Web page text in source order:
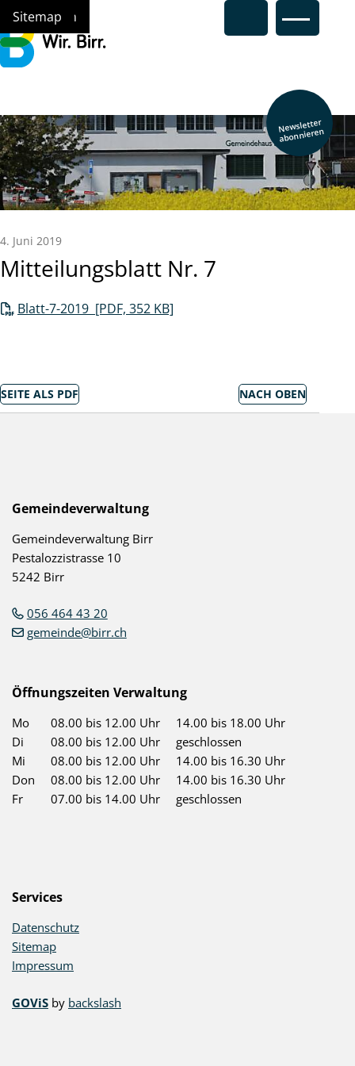
Navigieren in Birr
Schnellnavigation
Home
Navigation
Inhalt
Suche
Sitemap
Newsletter
abonnieren
Mitteilungsblatt Nr. 7
4. Juni 2019
Blatt-7-2019 [PDF, 352 KB]
SEITE ALS PDF NACH OBEN
Gemeindeverwaltung
Gemeindeverwaltung Birr
Pestalozzistrasse 10
5242 Birr
056 464 43 20
gemeinde@birr.ch
Öffnungszeiten Verwaltung
Mo 08.00 bis 12.00 Uhr
14.00 bis 18.00 Uhr
Di
08.00 bis 12.00 Uhr
geschlossen
Mi
08.00 bis 12.00 Uhr
14.00 bis 16.30 Uhr
Don
08.00 bis 12.00 Uhr
14.00 bis 16.30 Uhr
Fr
07.00 bis 14.00 Uhr geschlossen
Services
Datenschutz
Sitemap
Impressum
GOViS by backslash